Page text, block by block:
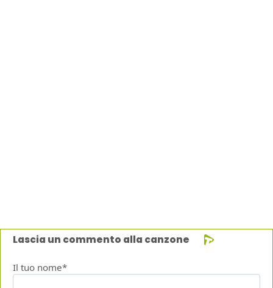
Lascia un commento alla canzone
Il tuo nome*